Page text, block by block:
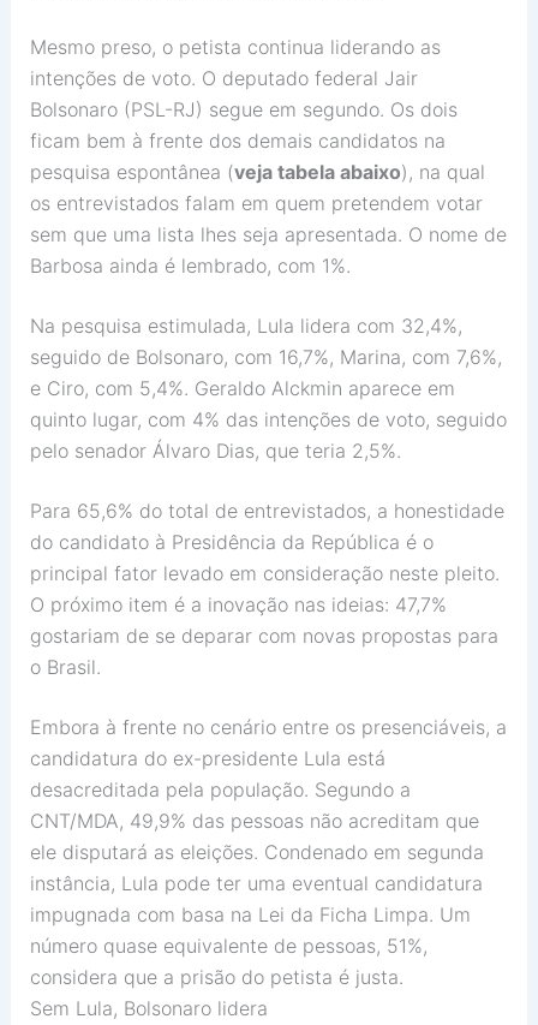
Mesmo preso, o petista continua liderando as
intenções de voto. O deputado federal Jair
Bolsonaro (PSL-RJ) segue em segundo. Os dois
ficam bem à frente dos demais candidatos na
pesquisa espontânea (veja tabela abaixo), na qual
os entrevistados falam em quem pretendem votar
sem que uma lista lhes seja apresentada. O nome de
Barbosa ainda é lembrado, com 1%.
Na pesquisa estimulada, Lula lidera com 32,4%,
seguido de Bolsonaro, com 16,7%, Marina, com 7,6%,
e Ciro, com 5,4%. Geraldo Alckmin aparece em
quinto lugar, com 4% das intenções de voto, seguido
pelo senador Álvaro Dias, que teria 2,5%.
Para 65,6% do total de entrevistados, a honestidade
do candidato à Presidência da República é o
principal fator levado em consideração neste pleito.
O próximo item é a inovação nas ideias: 47,7%
gostariam de se deparar com novas propostas para
o Brasil.
Embora à frente no cenário entre os presenciáveis, a
candidatura do ex-presidente Lula está
desacreditada pela população. Segundo a
CNT/MDA, 49,9% das pessoas não acreditam que
ele disputará as eleições. Condenado em segunda
instância, Lula pode ter uma eventual candidatura
impugnada com basa na Lei da Ficha Limpa. Um
número quase equivalente de pessoas, 51%,
considera que a prisão do petista é justa.
Sem Lula, Bolsonaro lidera